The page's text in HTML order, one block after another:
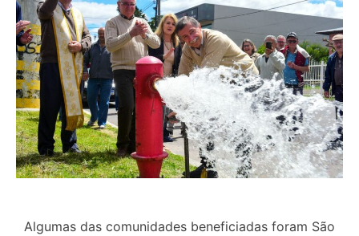
Algumas das comunidades beneficiadas foram São